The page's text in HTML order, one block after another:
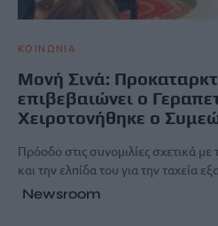
ΚΟΙΝΩΝΙΑ
Μονή Σινά:
επιβεβαιώνει ο
Χειροτονήθηκε ο
Πρόοδο στις συνομιλίες σχετικά
και την ελπίδα του για την ταχεία
Newsroom